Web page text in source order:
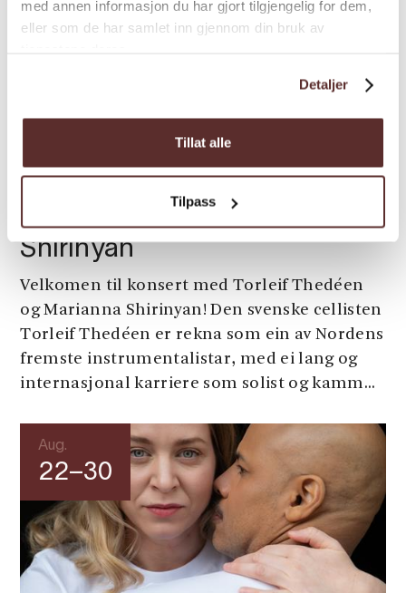
med annen informasjon du har gjort tilgjengelig for dem,
eller som de har samlet inn gjennom din bruk av
Detaljer
Tillat alle
Tilpass
Klassisk Helg: Torleif
Thedéen og Marianna
Shirinyan
Velkomen til konsert med Torleif Thedéen
og Marianna Shirinyan! Den svenske cellisten
Torleif Thedéen er rekna som ein av Nordens
fremste instrumentalistar, med ei lang og
internasjonal karriere som solist og kamm...
Aug.
22–30